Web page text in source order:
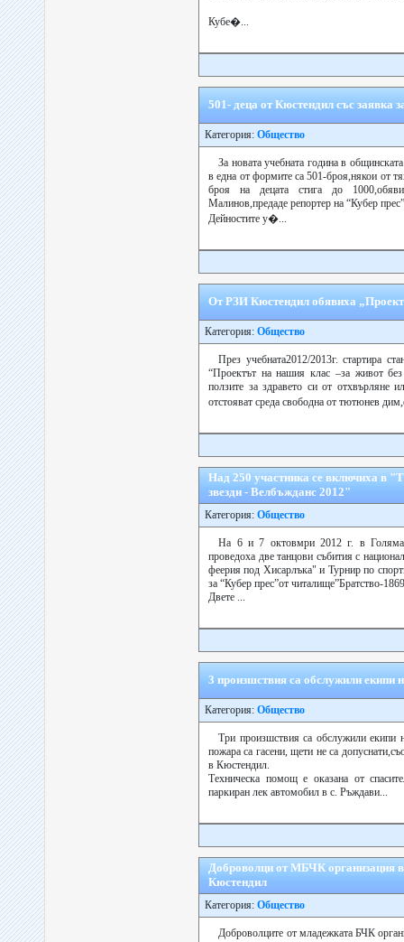
Кубе�...
501- деца от Кюстендил със заявка
Категория: Общество
За новата учебната година в
в една от формите са 501-броя,някои от
броя на децата стига до
Малинов,предаде репортер на “Кубер
Дейностите у�...
От РЗИ Кюстендил обявиха
Категория: Общество
През учебната2012/2013г. стартира
“Проектът на нашия клас –за живот
ползите за здравето си от отхвърляне
отстояват среда свободна от тютюнев
Над 250 участника се включиха в
звезди - Велбъжданс 2012"
Категория: Общество
На 6 и 7 октовмри 2012 г. в
проведоха две танцови събития с
феерия под Хисарлъка" и Турнир по
за “Кубер прес”от читалище”Братство-
Двете ...
3 произшствия са обслужили
Категория: Общество
Три произшствия са обслужили
пожара са гасени, щети не са
в Кюстендил.
Техническа помощ е оказана от
паркиран лек автомобил в с. Ръждави...
Доброволци от МБЧК организация
Кюстендил
Категория: Общество
Доброволците от младежката БЧК